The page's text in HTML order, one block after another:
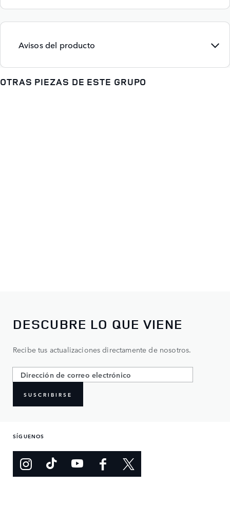
Avisos del producto
OTRAS PIEZAS DE ESTE GRUPO
DESCUBRE LO QUE VIENE
Recibe tus actualizaciones directamente de nosotros.
SUSCRIBIRSE
SÍGUENOS